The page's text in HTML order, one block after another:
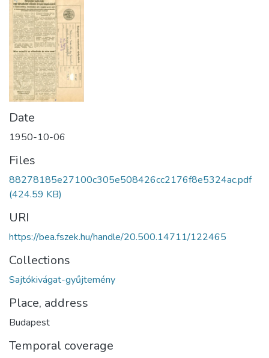
Date
1950-10-06
Files
88278185e27100c305e508426cc2176f8e5324ac.pdf
(424.59 KB)
URI
https://bea.fszek.hu/handle/20.500.14711/122465
Collections
Sajtókivágat-gyűjtemény
Place, address
Budapest
Temporal coverage